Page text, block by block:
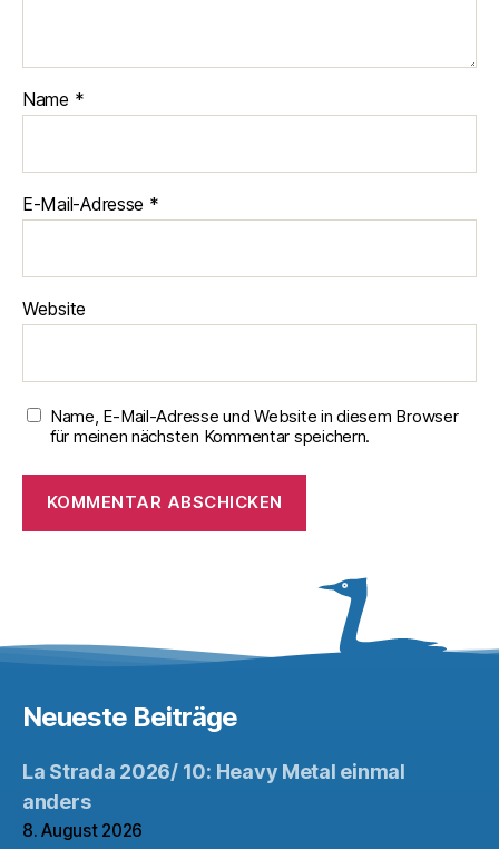
Name *
E-Mail-Adresse *
Website
Name, E-Mail-Adresse und Website in diesem Browser
für meinen nächsten Kommentar speichern.
Neueste Beiträge
La Strada 2026/ 10: Heavy Metal einmal
anders
8. August 2026